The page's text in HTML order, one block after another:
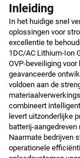
Inleiding
In het huidige snel
oplossingen voor
excellentie te
1DC/AC Lithium-Ion
OVP-beveiliging
geavanceerde
voldoen aan de
combineert
levert uitzonderlijke
batterij-aangedreven
Naarmate bedrijven
operationele